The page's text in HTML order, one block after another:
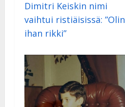
Dimitri Keiskin nimi
vaihtui ristiäisissä: ”Olin
ihan rikki”